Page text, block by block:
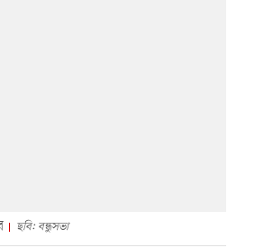
ছবি: বন্ধুসভা